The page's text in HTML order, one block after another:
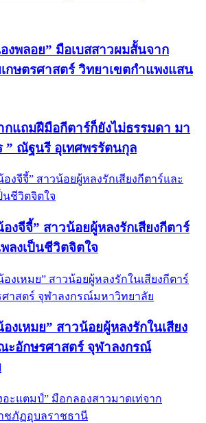
งพลอย” มือเบสสาวผมสั้นจาก
กษตรศาสตร์ วิทยาเขตกำแพงแสน
กแถมฝีมือกีตาร์ก็ยังไม่ธรรมดา มา
” ณัฐนรี อุเทศพรรัตนกุล
งจีจี้” สาวน้อยผู้หลงรักเสียงกีตาร์
พลงเป็นชีวิตจิตใจ
งเหมย” สาวน้อยผู้หลงรักในเสียง
ะอักษรศาสตร์ จุฬาลงกรณ์